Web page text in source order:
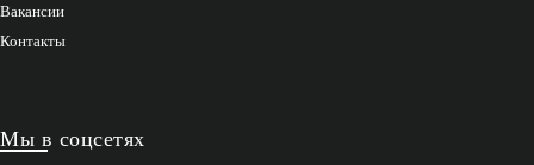
Вакансии
Контакты
Мы в соцсетях